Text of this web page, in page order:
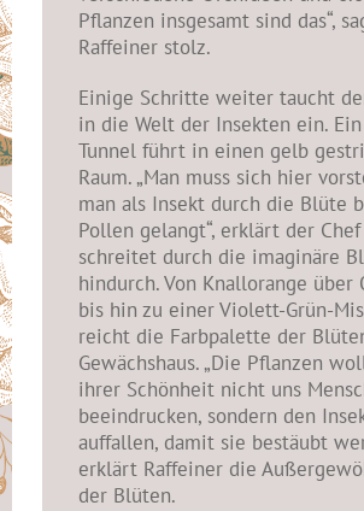
Pflanzen insgesamt sind das“,
Raffeiner stolz.
Einige Schritte weiter taucht
in die Welt der Insekten ein.
Tunnel führt in einen gelb
Raum. „Man muss sich hier
man als Insekt durch die Blüte
Pollen gelangt“, erklärt der
schreitet durch die imaginäre
hindurch. Von Knallorange über
bis hin zu einer Violett-Grün-
reicht die Farbpalette der
Gewächshaus. „Die Pflanzen
ihrer Schönheit nicht uns
beeindrucken, sondern den
auffallen, damit sie bestäubt
erklärt Raffeiner die
der Blüten.